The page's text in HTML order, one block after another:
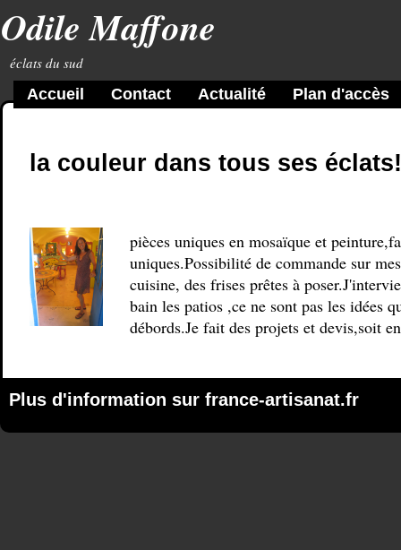
Odile Maffone
éclats du sud
la couleur dans tous ses éclats!
pièces uniques en mosaïque et
uniques.Possibilité de commande sur
cuisine, des frises prêtes à
bain les patios ,ce ne sont pas les idées
débords.Je fait des projets et devis,soit
Plus d'information sur france-artisanat.fr
Accueil Contact Actualité Plan d'accès